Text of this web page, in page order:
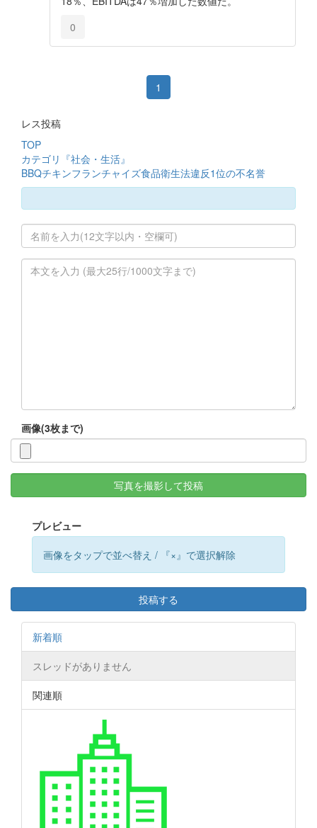
0
1
レス投稿
TOP
カテゴリ『社会・生活』
BBQチキンフランチャイズ食品衛生法違反1位の不名誉
画像(3枚まで)
写真を撮影して投稿
プレビュー
画像をタップで並べ替え / 『×』で選択解除
投稿する
新着順
スレッドがありません
関連順